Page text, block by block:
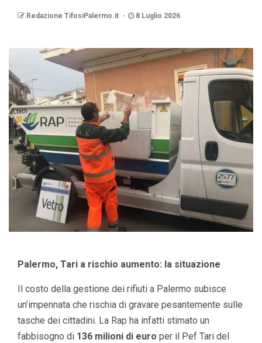
Redazione TifosiPalermo.it 8 Luglio 2026
Palermo, Tari a rischio aumento: la situazione
Il costo della gestione dei rifiuti a Palermo subisce
un’impennata che rischia di gravare pesantemente sulle
tasche dei cittadini. La Rap ha infatti stimato un
fabbisogno di 136 milioni di euro per il Pef Tari del